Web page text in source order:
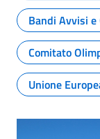
Bandi Avvisi
Comitato
Unione